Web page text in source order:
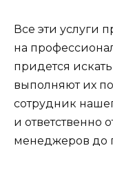
Все эти услуги
на
придется
выполняют их
сотрудник
и ответственно
менеджеров до